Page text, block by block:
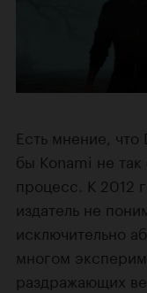
Есть мнение,
бы Konami не так
процесс. К 2012
издатель не
исключительно
многом
раздражающих